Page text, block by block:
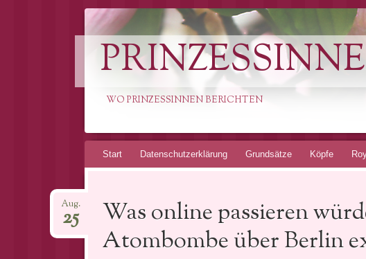
WO PRINZESSINNEN BERICHTEN
Springe
Start Datenschutzerklärung Grundsätze Köpfe
Was online passieren
Atombombe über Berlin
Aug.
25